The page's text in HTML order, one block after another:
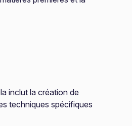
inclut la création de
techniques spécifiques